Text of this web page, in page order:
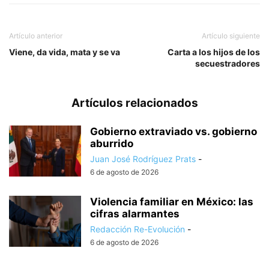
Artículo anterior
Viene, da vida, mata y se va
Artículo siguiente
Carta a los hijos de los
secuestradores
Artículos relacionados
Gobierno extraviado vs. gobierno
aburrido
Juan José Rodríguez Prats -
6 de agosto de 2026
Violencia familiar en México: las
cifras alarmantes
Redacción Re-Evolución -
6 de agosto de 2026